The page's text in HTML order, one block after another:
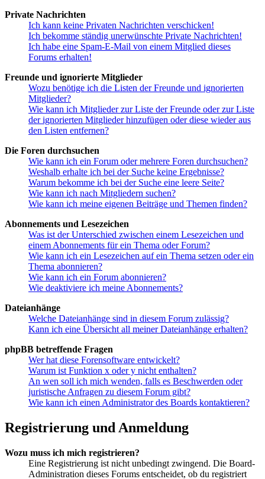
Private Nachrichten
Ich kann keine Privaten Nachrichten verschicken!
Ich bekomme ständig unerwünschte Private Nachrichten!
Ich habe eine Spam-E-Mail von einem Mitglied dieses
Forums erhalten!
Freunde und ignorierte Mitglieder
Wozu benötige ich die Listen der Freunde und ignorierten
Mitglieder?
Wie kann ich Mitglieder zur Liste der Freunde oder zur Liste
der ignorierten Mitglieder hinzufügen oder diese wieder aus
den Listen entfernen?
Die Foren durchsuchen
Wie kann ich ein Forum oder mehrere Foren durchsuchen?
Weshalb erhalte ich bei der Suche keine Ergebnisse?
Warum bekomme ich bei der Suche eine leere Seite?
Wie kann ich nach Mitgliedern suchen?
Wie kann ich meine eigenen Beiträge und Themen finden?
Abonnements und Lesezeichen
Was ist der Unterschied zwischen einem Lesezeichen und
einem Abonnements für ein Thema oder Forum?
Wie kann ich ein Lesezeichen auf ein Thema setzen oder ein
Thema abonnieren?
Wie kann ich ein Forum abonnieren?
Wie deaktiviere ich meine Abonnements?
Dateianhänge
Welche Dateianhänge sind in diesem Forum zulässig?
Kann ich eine Übersicht all meiner Dateianhänge erhalten?
phpBB betreffende Fragen
Wer hat diese Forensoftware entwickelt?
Warum ist Funktion x oder y nicht enthalten?
An wen soll ich mich wenden, falls es Beschwerden oder
juristische Anfragen zu diesem Forum gibt?
Wie kann ich einen Administrator des Boards kontaktieren?
Registrierung und Anmeldung
Wozu muss ich mich registrieren?
Eine Registrierung ist nicht unbedingt zwingend. Die Board-
Administration dieses Forums entscheidet, ob du registriert